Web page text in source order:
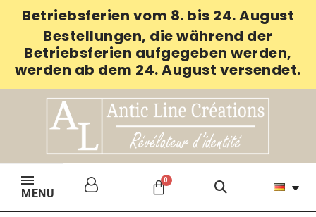
Betriebsferien vom 8. bis 24. August
Bestellungen, die während der
Betriebsferien aufgegeben werden,
werden ab dem 24. August versendet.
MENU